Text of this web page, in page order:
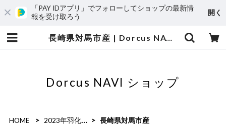
「PAY IDアプリ」でフォローしてショップの最新情
報を受け取ろう
開く
長崎県対馬市産 | Dorcus NAVI ショップ
Dorcus NAVI ショップ
HOME 2023年羽化個体 長崎県対馬市産